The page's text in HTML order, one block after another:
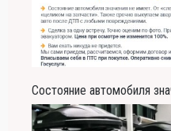
Состояние автомобиля